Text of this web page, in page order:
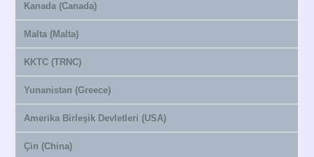
Kanada (Canada)
Malta (Malta)
KKTC (TRNC)
Yunanistan (Greece)
Amerika Birleşik Devletleri (USA)
Çin (China)